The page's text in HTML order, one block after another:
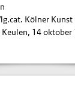
Kölner Kunst
14 oktober